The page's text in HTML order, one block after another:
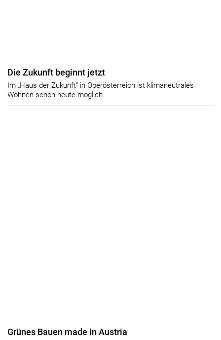
Die Zukunft beginnt jetzt
Im „Haus der Zukunft“ in Oberösterreich ist klimaneutrales
Wohnen schon heute möglich.
Grünes Bauen made in Austria